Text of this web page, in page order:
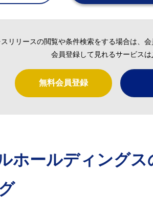
リリースの閲覧や条件検索をする場合は、会
会員登録して見れるサービスは
無料会員登録
ホールディングス